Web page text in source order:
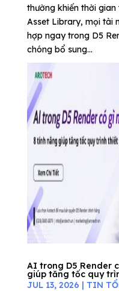
thường khiến thời
Asset Library, mọi tài
hợp ngay trong D5
chóng bổ sung...
AI trong D5 Render
giúp tăng tốc quy
JUL 13, 2026 | TIN